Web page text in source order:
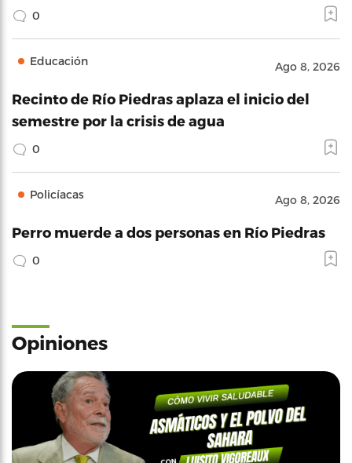
0
Educación Ago 8, 2026
Recinto de Río Piedras aplaza el inicio del
semestre por la crisis de agua
0
Policíacas Ago 8, 2026
Perro muerde a dos personas en Río Piedras
0
Opiniones